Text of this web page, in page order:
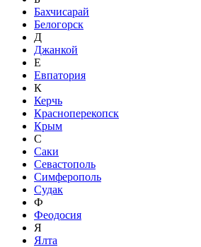
Бахчисарай
Белогорск
Д
Джанкой
Е
Евпатория
К
Керчь
Красноперекопск
Крым
С
Саки
Севастополь
Симферополь
Судак
Ф
Феодосия
Я
Ялта